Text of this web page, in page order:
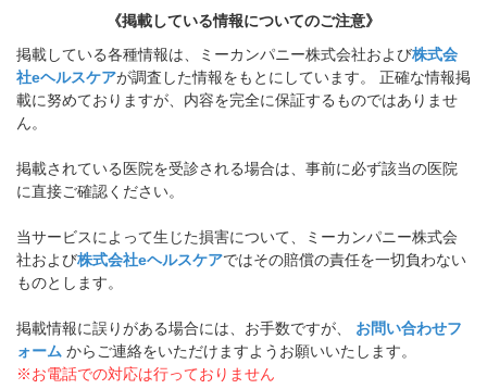
《掲載している情報についてのご注意》
掲載している各種情報は、ミーカンパニー株式会社および株式会
社eヘルスケアが調査した情報をもとにしています。 正確な情報掲
載に努めておりますが、内容を完全に保証するものではありませ
ん。
掲載されている医院を受診される場合は、事前に必ず該当の医院
に直接ご確認ください。
当サービスによって生じた損害について、ミーカンパニー株式会
社および株式会社eヘルスケアではその賠償の責任を一切負わない
ものとします。
掲載情報に誤りがある場合には、お手数ですが、 お問い合わせフ
ォーム からご連絡をいただけますようお願いいたします。
※お電話での対応は行っておりません